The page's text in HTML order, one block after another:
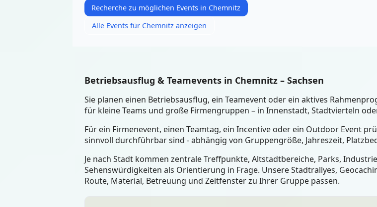
Recherche zu möglichen Events in Chemnitz
Alle Events für Chemnitz anzeigen
Betriebsausflug & Teamevents in Chemnitz – Sachsen
Sie planen einen Betriebsausflug, ein Teamevent oder ein aktives
für kleine Teams und große Firmengruppen – in Innenstadt, Stadtvierteln
Für ein Firmenevent, einen Teamtag, ein Incentive oder ein Outdoor Event
sinnvoll durchführbar sind - abhängig von Gruppengröße, Jahreszeit,
Je nach Stadt kommen zentrale Treffpunkte, Altstadtbereiche, Parks,
Sehenswürdigkeiten als Orientierung in Frage. Unsere Stadtrallyes,
Route, Material, Betreuung und Zeitfenster zu Ihrer Gruppe passen.